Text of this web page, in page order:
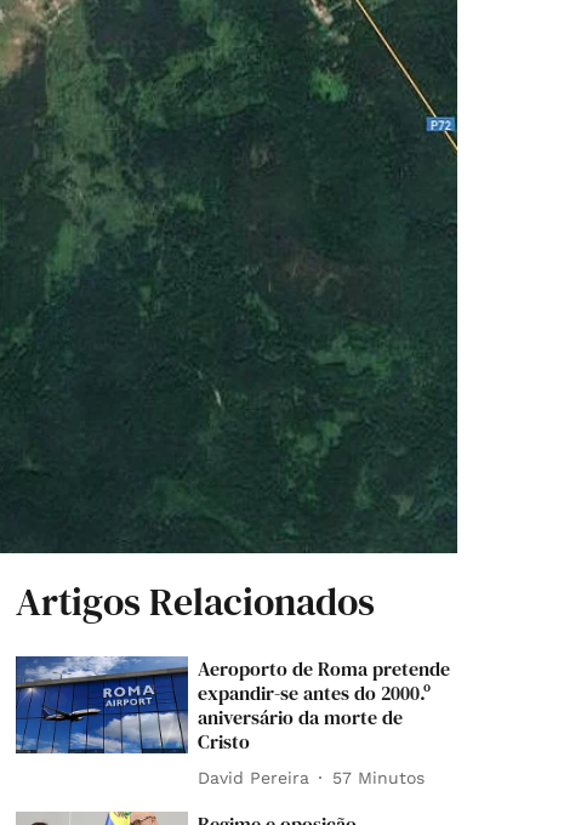
Artigos Relacionados
Aeroporto de Roma pretende
expandir-se antes do 2000.º
aniversário da morte de
Cristo
David Pereira 57 Minutos